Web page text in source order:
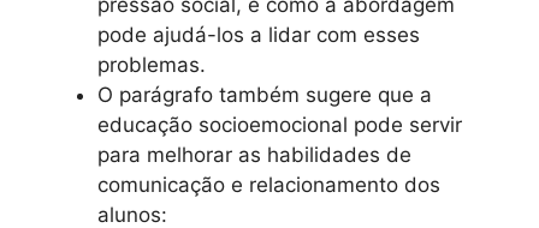
pressão social, e como a abordagem
pode ajudá-los a lidar com esses
problemas.
O parágrafo também sugere que a
educação socioemocional pode servir
para melhorar as habilidades de
comunicação e relacionamento dos
alunos: